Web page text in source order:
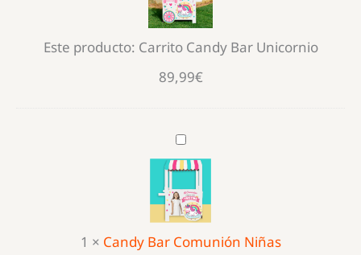
Unicornio
Este producto: Carrito Candy Bar Unicornio
89,99€
Candy
Bar
Comunión
Niñas
1 × Candy Bar Comunión Niñas